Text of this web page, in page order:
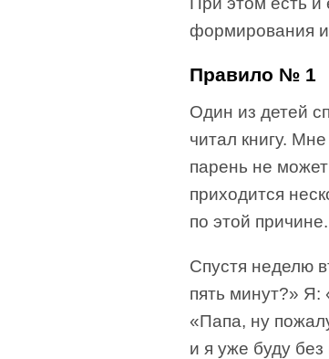
формирования
Правило № 1
Один из детей
читал книгу.
парень не
приходится
по этой причине.
Спустя неделю
пять минут?»
«Папа, ну
и я уже буду